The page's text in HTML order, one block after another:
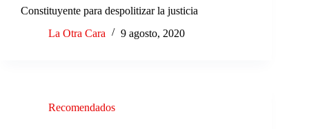
Constituyente para despolitizar la justicia
La Otra Cara
9 agosto, 2020
Recomendados